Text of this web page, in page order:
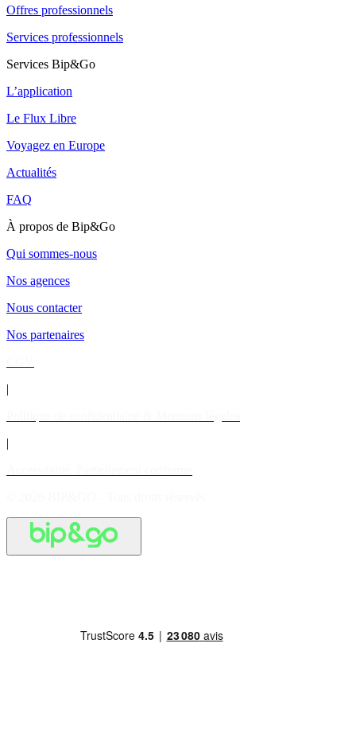
Offres professionnels
Services professionnels
Services Bip&Go
L’application
Le Flux Libre
Voyagez en Europe
Actualités
FAQ
À propos de Bip&Go
Qui sommes-nous
Nos agences
Nous contacter
Nos partenaires
|
|